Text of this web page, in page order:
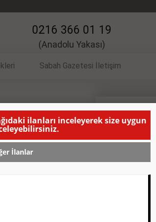
0216 366 01 19
(Anadolu Yakası)
Sabah Gazetesi İletişim
SÜRESİ
SATILIK
ilanları inceleyerek size uygun
İlanlar